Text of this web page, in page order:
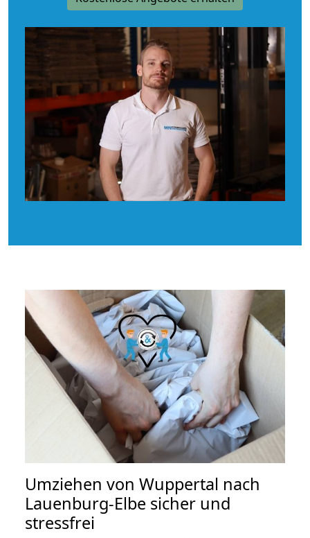
Umziehen von Wuppertal nach
Lauenburg-Elbe sicher und
stressfrei